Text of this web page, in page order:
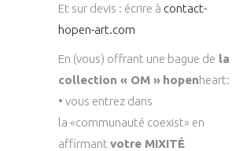
Et sur devis : écrire à contact-
hopen-art.com
En (vous) offrant une bague de la
collection « OM » hopenheart:
• vous entrez dans
la «communauté coexist» en
affirmant votre MIXITÉ